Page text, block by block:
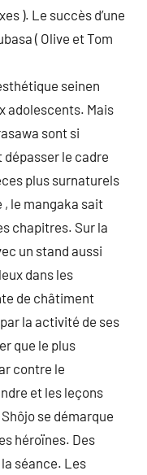
). Le succès d’une
( Olive et Tom
seinen
adolescents. Mais
sont si
dépasser le cadre
plus surnaturels
, le mangaka sait
chapitres. Sur la
un stand aussi
dans les
de châtiment
la activité de ses
que le plus
contre le
et les leçons
se démarque
héroïnes. Des
séance. Les